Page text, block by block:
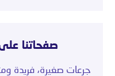
صفحاتنا
جرعات صغيرة، فريدة